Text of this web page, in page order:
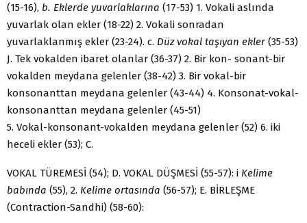
(15-16), b. Eklerde yuvarlaklarına (17-53) 1. Vokali as­lında
yuvarlak olan ekler (18-22) 2. Vokali sonradan
yuvarlaklanmış ekler (23-24). c. Düz vokal taşıyan ekler (35-53)
J. Tek vokalden ibaret olanlar (36-37) 2. Bir kon- sonant-bir
vokalden meydana gelenler (38-42) 3. Bir vokal-bir
konsonanttan mey­dana gelenler (43-44) 4. Konsonat-vokal-
konsonanttan meydana gelenler (45-51)
5. Vokal-konsonant-vokalden meydana gelenler (52) 6. iki
heceli ekler (53); C.
VOKAL TÜREMESİ (54); D. VOKAL DÜŞMESİ (55-57): i Kelime
babında (55), 2. Kelime ortasında (56-57); E. BİRLEŞME
(Contraction-Sandhi) (58-60):